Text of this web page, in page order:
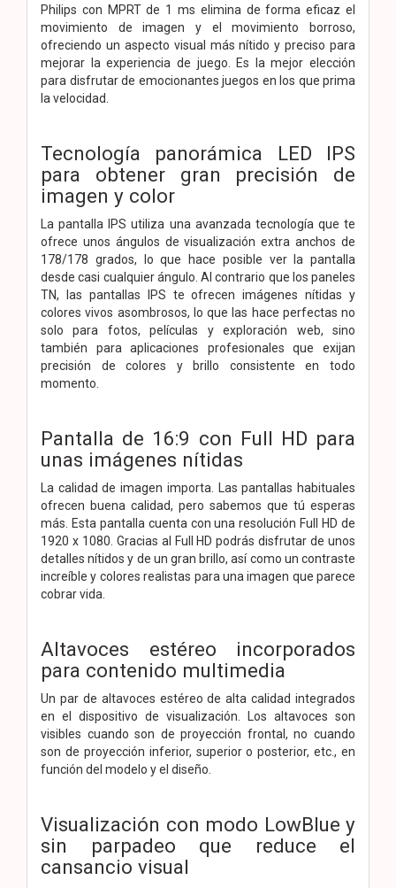
Philips con MPRT de 1 ms elimina de forma eficaz el
movimiento de imagen y el movimiento borroso,
ofreciendo un aspecto visual más nítido y preciso para
mejorar la experiencia de juego. Es la mejor elección
para disfrutar de emocionantes juegos en los que prima
la velocidad.
Tecnología panorámica LED IPS
para obtener gran precisión de
imagen y color
La pantalla IPS utiliza una avanzada tecnología que te
ofrece unos ángulos de visualización extra anchos de
178/178 grados, lo que hace posible ver la pantalla
desde casi cualquier ángulo. Al contrario que los paneles
TN, las pantallas IPS te ofrecen imágenes nítidas y
colores vivos asombrosos, lo que las hace perfectas no
solo para fotos, películas y exploración web, sino
también para aplicaciones profesionales que exijan
precisión de colores y brillo consistente en todo
momento.
Pantalla de 16:9 con Full HD para
unas imágenes nítidas
La calidad de imagen importa. Las pantallas habituales
ofrecen buena calidad, pero sabemos que tú esperas
más. Esta pantalla cuenta con una resolución Full HD de
1920 x 1080. Gracias al Full HD podrás disfrutar de unos
detalles nítidos y de un gran brillo, así como un contraste
increíble y colores realistas para una imagen que parece
cobrar vida.
Altavoces estéreo incorporados
para contenido multimedia
Un par de altavoces estéreo de alta calidad integrados
en el dispositivo de visualización. Los altavoces son
visibles cuando son de proyección frontal, no cuando
son de proyección inferior, superior o posterior, etc., en
función del modelo y el diseño.
Visualización con modo LowBlue y
sin parpadeo que reduce el
cansancio visual